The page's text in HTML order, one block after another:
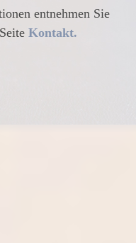
entnehmen Sie
Kontakt.